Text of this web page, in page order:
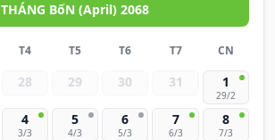
THÁNG BốN (April) 2068
T4 T5 T6 T7 CN
28 29 30 31 1
29/2
4
3/3
5
4/3
6
5/3
7
6/3
8
7/3